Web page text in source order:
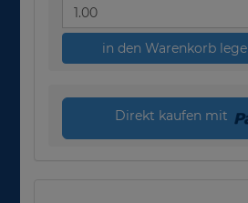
in den Warenkorb
Direkt kaufen mit